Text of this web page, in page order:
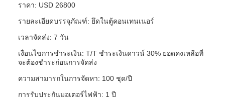
ราคา: USD 26800
รายละเอียดบรรจุภัณฑ์: ยึดในตู้คอนเทนเนอร์
เวลาจัดส่ง: 7 วัน
เงื่อนไขการชำระเงิน: T/T ชำระเงินดาวน์ 30% ยอดคงเหลือที่
จะต้องชำระก่อนการจัดส่ง
ความสามารถในการจัดหา: 100 ชุด/ปี
การรับประกันมอเตอร์ไฟฟ้า: 1 ปี